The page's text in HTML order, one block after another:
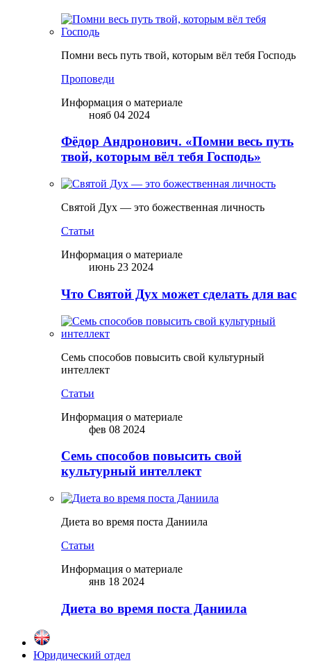
Помни весь путь твой, которым вёл тебя Господь
Проповеди
Информация о материале
нояб 04 2024
Фёдор Андронович. «Помни весь путь
твой, которым вёл тебя Господь»
Святой Дух — это божественная личность
Статьи
Информация о материале
июнь 23 2024
Что Святой Дух может сделать для вас
Семь способов повысить свой культурный
интеллект
Статьи
Информация о материале
фев 08 2024
Семь способов повысить свой
культурный интеллект
Диета во время поста Даниила
Статьи
Информация о материале
янв 18 2024
Диета во время поста Даниила
Юридический отдел